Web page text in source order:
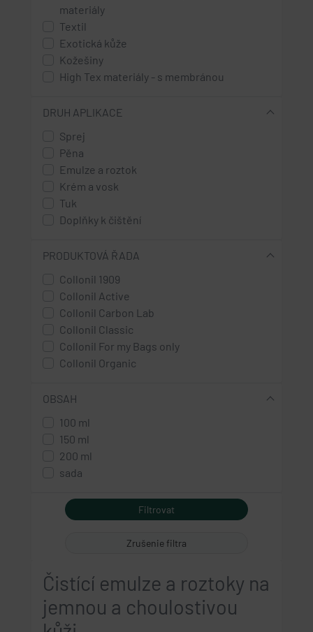
materiály
Textil
Exotická kůže
Kožešiny
High Tex materiály - s membránou
DRUH APLIKACE
Sprej
Pěna
Emulze a roztok
Krém a vosk
Tuk
Doplňky k čištění
PRODUKTOVÁ ŘADA
Collonil 1909
Collonil Active
Collonil Carbon Lab
Collonil Classic
Collonil For my Bags only
Collonil Organic
OBSAH
100 ml
150 ml
200 ml
sada
Zrušenie filtra
Čistící emulze a roztoky na
jemnou a choulostivou